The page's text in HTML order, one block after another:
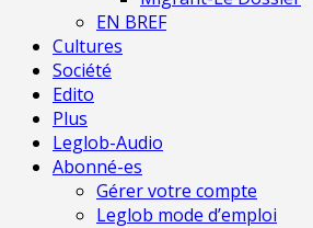
EN BREF
Cultures
Société
Edito
Plus
Leglob-Audio
Abonné-es
Gérer votre compte
Leglob mode d’emploi